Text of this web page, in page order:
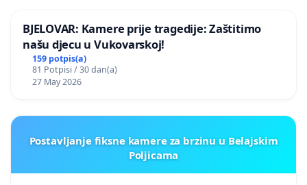
BJELOVAR: Kamere prije tragedije: Zaštitimo
našu djecu u Vukovarskoj!
159 potpis(a)
81 Potpisi / 30 dan(a)
27 May 2026
Postavljanje fiksne kamere za brzinu u Belajskim
Poljicama